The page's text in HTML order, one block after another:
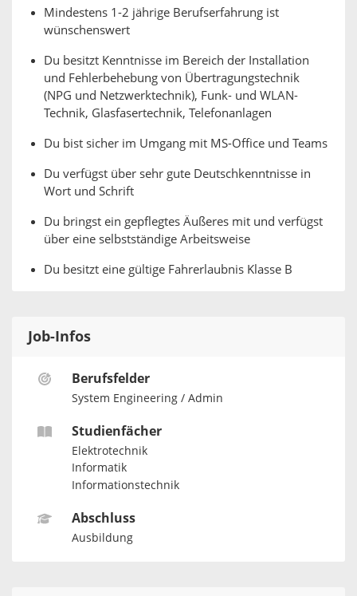
Mindestens 1-2 jährige Berufserfahrung ist
wünschenswert
Du besitzt Kenntnisse im Bereich der Installation
und Fehlerbehebung von Übertragungstechnik
(NPG und Netzwerktechnik), Funk- und WLAN-
Technik, Glasfasertechnik, Telefonanlagen
Du bist sicher im Umgang mit MS-Office und Teams
Du verfügst über sehr gute Deutschkenntnisse in
Wort und Schrift
Du bringst ein gepflegtes Äußeres mit und verfügst
über eine selbstständige Arbeitsweise
Du besitzt eine gültige Fahrerlaubnis Klasse B
Job-Infos
Berufsfelder
System Engineering / Admin
Studienfächer
Elektrotechnik
Informatik
Informationstechnik
Abschluss
Ausbildung